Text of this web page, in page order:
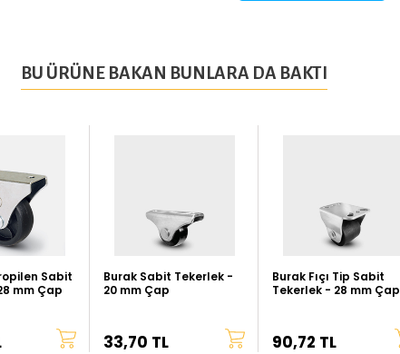
BU ÜRÜNE BAKAN BUNLARA DA BAKTI
Sabit
mm Çap
Burak Sabit Tekerlek -
20 mm Çap
33,70 TL
Burak Fıçı Tip Sabit
Tekerlek - 28 mm Çap
90,72 TL